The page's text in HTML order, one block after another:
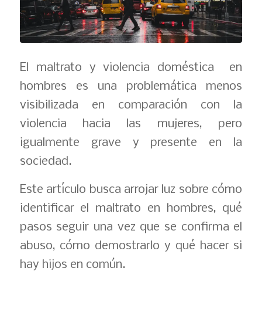
El maltrato y violencia doméstica en
hombres es una problemática menos
visibilizada en comparación con la
violencia hacia las mujeres, pero
igualmente grave y presente en la
sociedad.
Este artículo busca arrojar luz sobre cómo
identificar el maltrato en hombres, qué
pasos seguir una vez que se confirma el
abuso, cómo demostrarlo y qué hacer si
hay hijos en común.